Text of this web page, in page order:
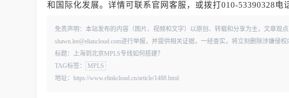
和国际化发展。详情可联系官网客服，或拨打010-53390328电
免责声明：本站发布的内容（图片、视频和文字）以原创、转载和分享为主，文章观
shawn.lee@eliancloud.com进行举报，并提供相关证据，一经查实，将立刻删除涉嫌侵权
标题：上海到北京MPLS专线如何搭建？
TAG标签：
MPLS
地址：https://www.elinkcloud.cn/article/1488.html